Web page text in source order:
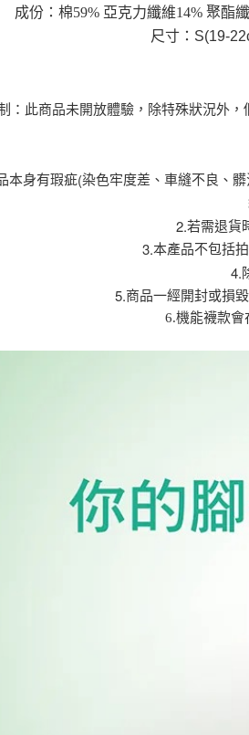
成份：棉59% 亞克力纖維14% 聚酯
尺寸：S(19-
：此商品未開放體驗，除特殊狀況外
本身有瑕疵(染色牢度差、車縫不良、
2.若需退貨
3.本產品不包括
4.
5.商品一經開封或損
6.機能襪款會